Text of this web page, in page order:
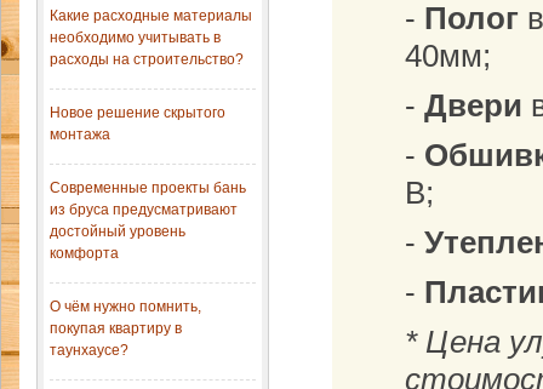
Какие расходные материалы
необходимо учитывать в
расходы на строительство?
Новое решение скрытого
монтажа
Современные проекты бань
из бруса предусматривают
достойный уровень
комфорта
О чём нужно помнить,
покупая квартиру в
таунхаусе?
- Полог
40мм;
- Двери
-
B;
-
-
* Цена